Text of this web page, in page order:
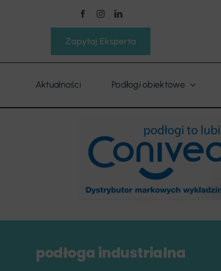
Zapytaj Eksperta
Aktualności Podłogi obiektowe
podłoga industrialna